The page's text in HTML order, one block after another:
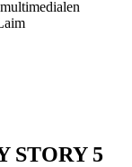
STORY 5